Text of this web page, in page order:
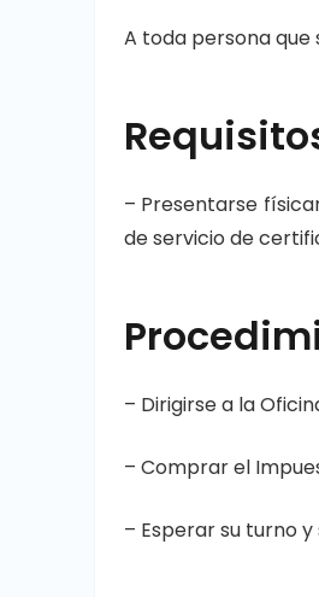
A toda persona que
– Presentarse
de servicio de
– Dirigirse a la
– Comprar el
– Esperar su turno